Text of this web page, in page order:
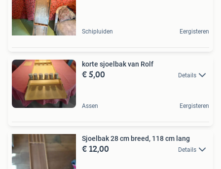
Schipluiden Eergisteren
korte sjoelbak van Rolf
€ 5,00 Details
Assen Eergisteren
Sjoelbak 28 cm breed, 118 cm lang
€ 12,00 Details